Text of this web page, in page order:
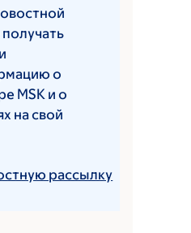
о
MSK и о
на свой
рассылку